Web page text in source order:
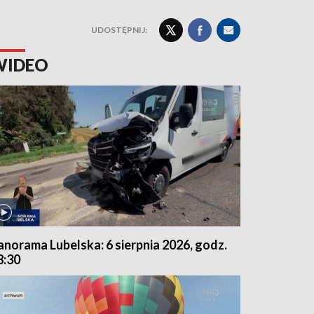
UDOSTĘPNIJ:
Lubelska: 6 sierpnia 2026, godz.